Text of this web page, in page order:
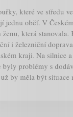
které ve středu
jednu oběť. V
ženu, která
i železniční
kraji. Na silnice
byly problémy s
by měla být situace